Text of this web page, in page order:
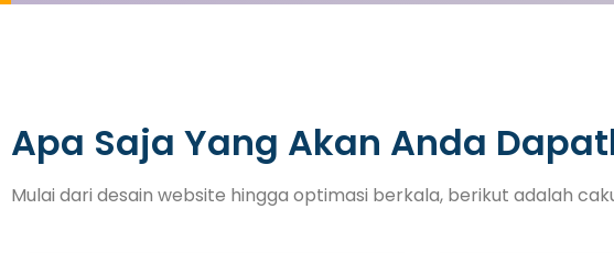
Apa Saja Yang Akan Anda
Mulai dari desain website hingga optimasi berkala, berikut adalah